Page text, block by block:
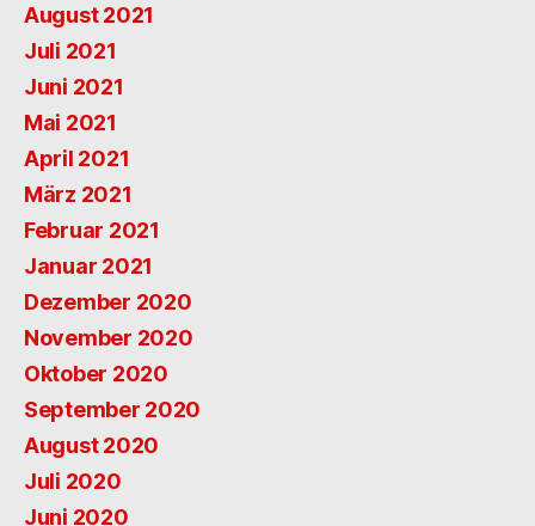
August 2021
Juli 2021
Juni 2021
Mai 2021
April 2021
März 2021
Februar 2021
Januar 2021
Dezember 2020
November 2020
Oktober 2020
September 2020
August 2020
Juli 2020
Juni 2020